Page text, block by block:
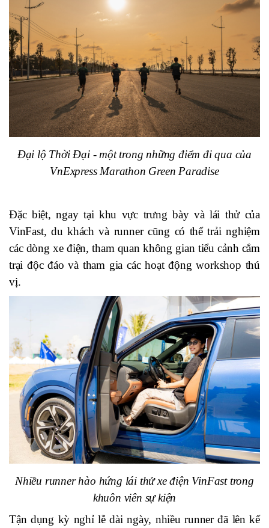
Đại lộ Thời Đại - một trong những điểm đi qua của
VnExpress Marathon Green Paradise
Đặc biệt, ngay tại khu vực trưng bày và lái thử của
VinFast, du khách và runner cũng có thể trải nghiệm
các dòng xe điện, tham quan không gian tiểu cảnh cắm
trại độc đáo và tham gia các hoạt động workshop thú
vị.
Nhiều runner hào hứng lái thử xe điện VinFast trong
khuôn viên sự kiện
Tận dụng kỳ nghỉ lễ dài ngày, nhiều runner đã lên kế